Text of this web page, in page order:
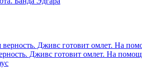
Дживс готовит омлет. На